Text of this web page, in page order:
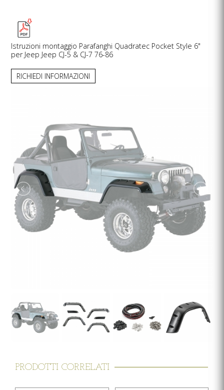
Istruzioni montaggio Parafanghi Quadratec Pocket Style 6"
per Jeep Jeep CJ-5 & CJ-7 76-86
RICHIEDI INFORMAZIONI
PRODOTTI CORRELATI